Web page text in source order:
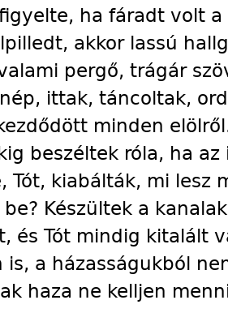
ha fáradt volt
akkor lassú
pergő, trágár
ittak, táncoltak,
minden
beszéltek róla, ha
Tót, kiabálták, mi lesz
Készültek a
és Tót mindig kitalált
is, a házasságukból
haza ne kelljen